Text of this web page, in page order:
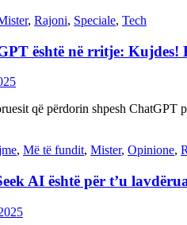
, Rajoni, Speciale, Tech
është në rritje: Kujdes!
që përdorin shpesh
, Më të fundit, Mister, Opinione,
AI është për t’u